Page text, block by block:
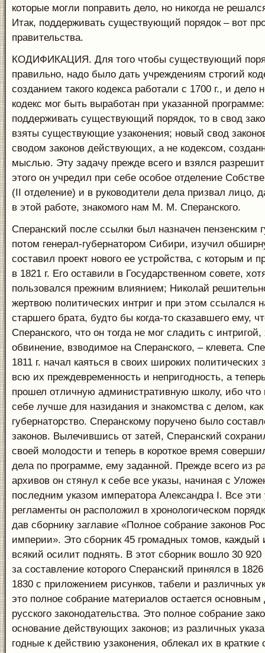
которые могли поправить дело, но никогда не
Итак, поддерживать существующий порядок – вот
правительства.
КОДИФИКАЦИЯ. Для того чтобы существующий
правильно, надо было дать учреждениям строгий
созданием такого кодекса работали с 1700 г., и дело
кодекс мог быть выработан при указанной
поддерживать существующий порядок, то в свод
взяты существующие узаконения; новый свод
сводом законов действующих, а не кодексом,
мыслью. Эту задачу прежде всего и взялся
этого он учредил при себе особое отделение
(II отделение) и в руководители дела призвал лицо,
в этой работе, знакомого нам М. М. Сперанского.
Сперанский после ссылки был назначен пензенским
потом генерал-губернатором Сибири, изучил
составил проект нового ее устройства, с которым и
в 1821 г. Его оставили в Государственном совете,
пользовался прежним влиянием; Николай
жертвою политических интриг и при этом ссылался
старшего брата, будто бы когда-то сказавшего ему,
Сперанского, что он тогда не мог сладить с
обвинение, взводимое на Сперанского, – клевета.
1811 г. начал каяться в своих широких политических
всю их преждевременность и непригодность, а
прошел отличную административную школу, ибо что
себе лучше для назидания и знакомства с делом,
губернаторство. Сперанскому поручено было
законов. Вылечившись от затей, Сперанский
своей молодости и теперь в короткое время
дела по программе, ему заданной. Прежде всего из
архивов он стянул к себе все указы, начиная с
последним указом императора Александра I. Все
регламенты он расположил в хронологическом
дав сборнику заглавие «Полное собрание законов
империи». Это сборник 45 громадных томов, каждый
всякий осилит поднять. В этот сборник вошло 30
за составление которого Сперанский принялся в
1830 с приложением рисунков, табели и различных
это полное собрание материалов остается
русского законодательства. Это полное собрание
основание действующих законов; из различных
годные к действию узаконения, облекал их в краткие